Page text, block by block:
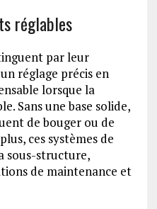
réglables
par leur
réglage précis en
lorsque la
Sans une base solide,
de bouger ou de
ces systèmes de
sous-structure,
de maintenance et